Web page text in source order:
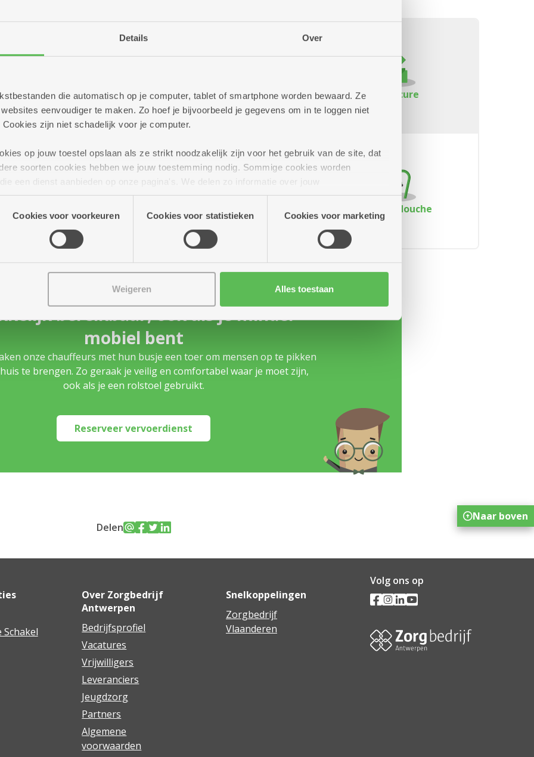
Details Over
die automatisch op je computer, tablet of smartphone worden bewaard. Ze
eenvoudiger te maken. Zo hoef je bijvoorbeeld je gegevens om in te loggen niet
zijn niet schadelijk voor je computer.
op jouw toestel opslaan als ze strikt noodzakelijk zijn voor het gebruik van de site, dat
soorten cookies hebben we jouw toestemming nodig. Sommige cookies worden
een dienst aanbieden op onze pagina's. We delen zo informatie over jouw
onze site voor social media, advertenties en analyse. Deze partners kunnen deze gegevens
die je aan hen verstrekte.
Cookies voor voorkeuren Cookies voor statistieken Cookies voor marketing
Weigeren Alles toestaan
Poetshulp
Pedicure
Bad of douche
bereikbaar, ook als je minder
mobiel bent
onze chauffeurs met hun busje een toer om mensen op te pikken
te brengen. Zo geraak je veilig en comfortabel waar je moet zijn,
ook als je een rolstoel gebruikt.
Reserveer vervoerdienst
Delen
Over Zorgbedrijf
Antwerpen
Bedrijfsprofiel
Vacatures
Vrijwilligers
Leveranciers
Jeugdzorg
Partners
Algemene
voorwaarden
Snelkoppelingen
Zorgbedrijf
Vlaanderen
Volg ons op
Naar boven